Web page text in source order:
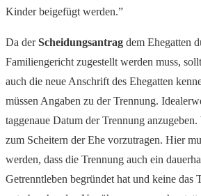
Kinder beigefügt werden.”
Da derScheidungsantrag dem Ehegatten
Familiengericht zugestellt werden muss,
auch die neue Anschrift des Ehegatten
müssen Angaben zu der Trennung.
taggenaue Datum der Trennung
zum Scheitern der Ehe vorzutragen. Hier
werden, dass die Trennung auch ein
Getrenntleben begründet hat und keine das